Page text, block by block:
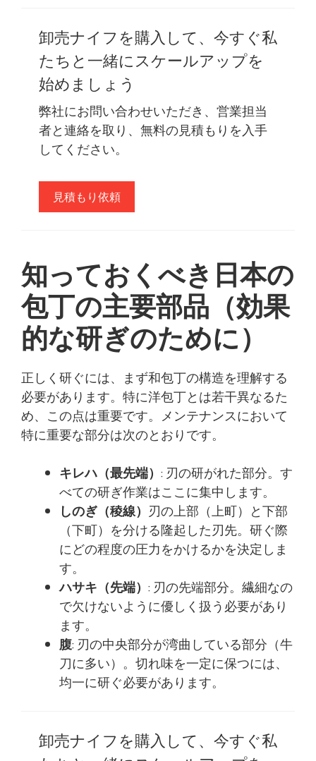
卸売ナイフを購入して、今すぐ私
たちと一緒にスケールアップを
始めましょう
弊社にお問い合わせいただき、営業担当
者と連絡を取り、無料の見積もりを入手
してください。
見積もり依頼
知っておくべき日本の
包丁の主要部品（効果
的な研ぎのために）
正しく研ぐには、まず和包丁の構造を理解する
必要があります。特に洋包丁とは若干異なるた
め、この点は重要です。メンテナンスにおいて
特に重要な部分は次のとおりです。
キレハ（最先端） : 刃の研がれた部分。す
べての研ぎ作業はここに集中します。
しのぎ（稜線） 刃の上部（上町）と下部
（下町）を分ける隆起した刃先。研ぐ際
にどの程度の圧力をかけるかを決定しま
す。
ハサキ（先端） : 刃の先端部分。繊細なの
で欠けないように優しく扱う必要があり
ます。
腹: 刃の中央部分が湾曲している部分（牛
刀に多い）。切れ味を一定に保つには、
均一に研ぐ必要があります。
卸売ナイフを購入して、今すぐ私